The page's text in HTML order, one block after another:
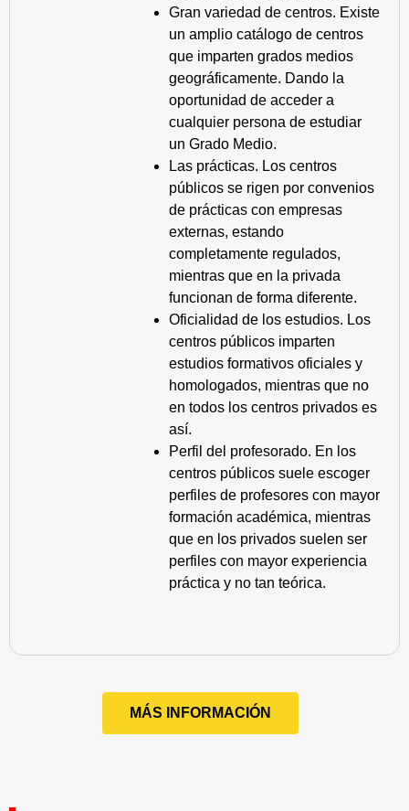
Gran variedad de centros. Existe
un amplio catálogo de centros
que imparten grados medios
geográficamente. Dando la
oportunidad de acceder a
cualquier persona de estudiar
un Grado Medio.
Las prácticas. Los centros
públicos se rigen por convenios
de prácticas con empresas
externas, estando
completamente regulados,
mientras que en la privada
funcionan de forma diferente.
Oficialidad de los estudios. Los
centros públicos imparten
estudios formativos oficiales y
homologados, mientras que no
en todos los centros privados es
así.
Perfil del profesorado. En los
centros públicos suele escoger
perfiles de profesores con mayor
formación académica, mientras
que en los privados suelen ser
perfiles con mayor experiencia
práctica y no tan teórica.
MÁS INFORMACIÓN